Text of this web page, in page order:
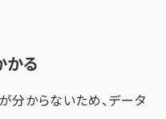
かる
分からないため、データ